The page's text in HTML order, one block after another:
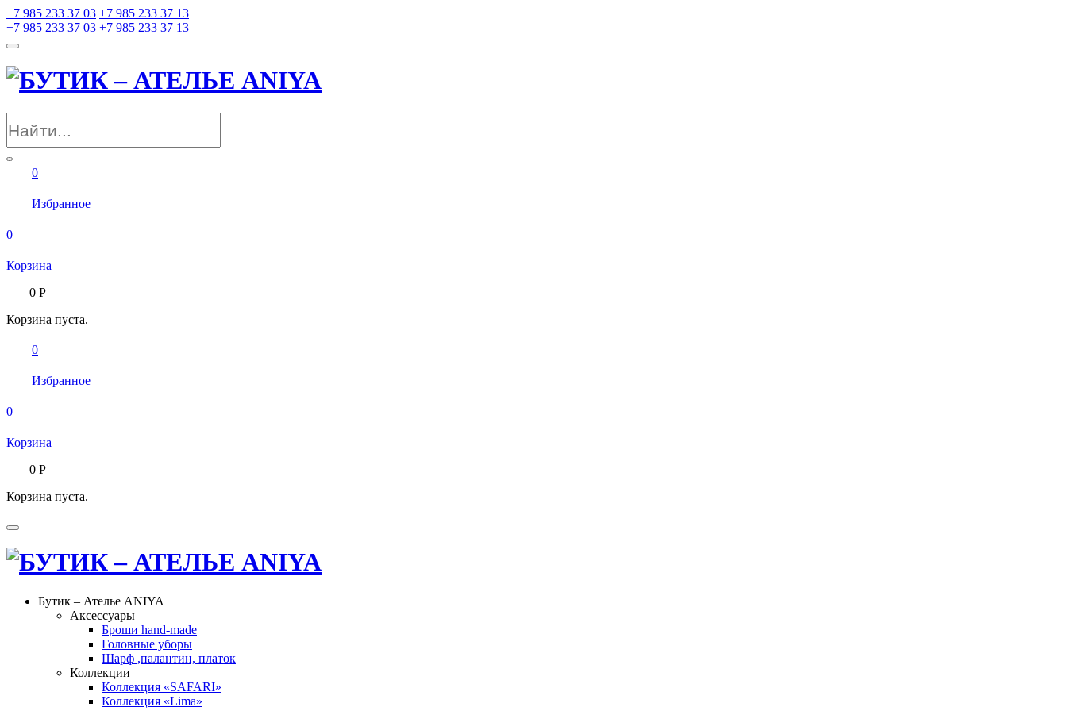
+7 985 233 37 03 +7 985 233 37 13
+7 985 233 37 03 +7 985 233 37 13
0
Избранное
0
Корзина
0Р
Корзина пуста.
0
Избранное
0
Корзина
0Р
Корзина пуста.
Бутик – Ателье ANIYA
Аксессуары
Броши hand-made
Головные уборы
Шарф ,палантин, платок
Коллекции
Коллекция «SAFARI»
Коллекция «Lima»